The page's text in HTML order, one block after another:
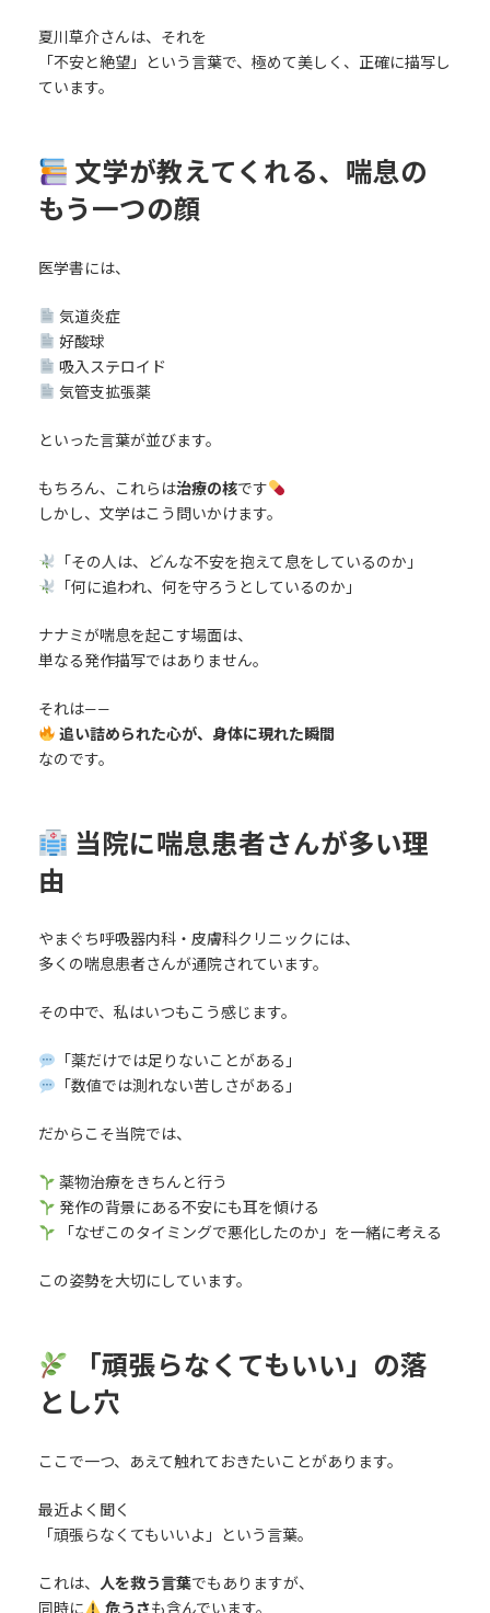
夏川草介さんは、それを
「不安と絶望」という言葉で、極めて美しく、正確に描写し
ています。
文学が教えてくれる、喘息の
もう一つの顔
医学書には、
気道炎症
好酸球
吸入ステロイド
気管支拡張薬
といった言葉が並びます。
もちろん、これらは治療の核です
しかし、文学はこう問いかけます。
「その人は、どんな不安を抱えて息をしているのか」
「何に追われ、何を守ろうとしているのか」
ナナミが喘息を起こす場面は、
単なる発作描写ではありません。
それは——
追い詰められた心が、身体に現れた瞬間
なのです。
当院に喘息患者さんが多い理
由
やまぐち呼吸器内科・皮膚科クリニックには、
多くの喘息患者さんが通院されています。
その中で、私はいつもこう感じます。
「薬だけでは足りないことがある」
「数値では測れない苦しさがある」
だからこそ当院では、
薬物治療をきちんと行う
発作の背景にある不安にも耳を傾ける
「なぜこのタイミングで悪化したのか」を一緒に考える
この姿勢を大切にしています。
「頑張らなくてもいい」の落
とし穴
ここで一つ、あえて触れておきたいことがあります。
最近よく聞く
「頑張らなくてもいいよ」という言葉。
これは、 人を救う言葉でもありますが、
同時に
危うさも含んでいます。